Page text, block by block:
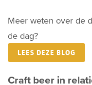
Meer weten over de
de dag?
LEES DEZE BLOG
Craft beer in